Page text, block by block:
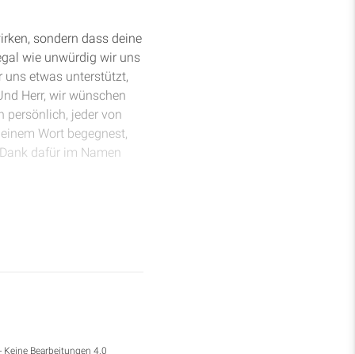
sondern dass deine
wie unwürdig wir uns
uns etwas unterstützt,
Herr, wir wünschen
persönlich, jeder von
Wort begegnest,
dafür im Namen
die er erlebt hat,
immer mehr liebt,
Bearbeitungen 4.0